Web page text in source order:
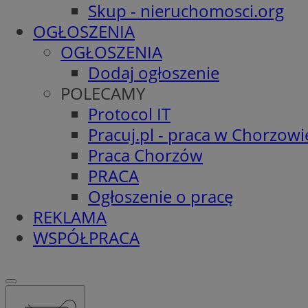
Skup - nieruchomosci.org
OGŁOSZENIA
OGŁOSZENIA
Dodaj ogłoszenie
POLECAMY
Protocol IT
Pracuj.pl - praca w
Praca Chorzów
PRACA
Ogłoszenie o pracę
REKLAMA
WSPÓŁPRACA